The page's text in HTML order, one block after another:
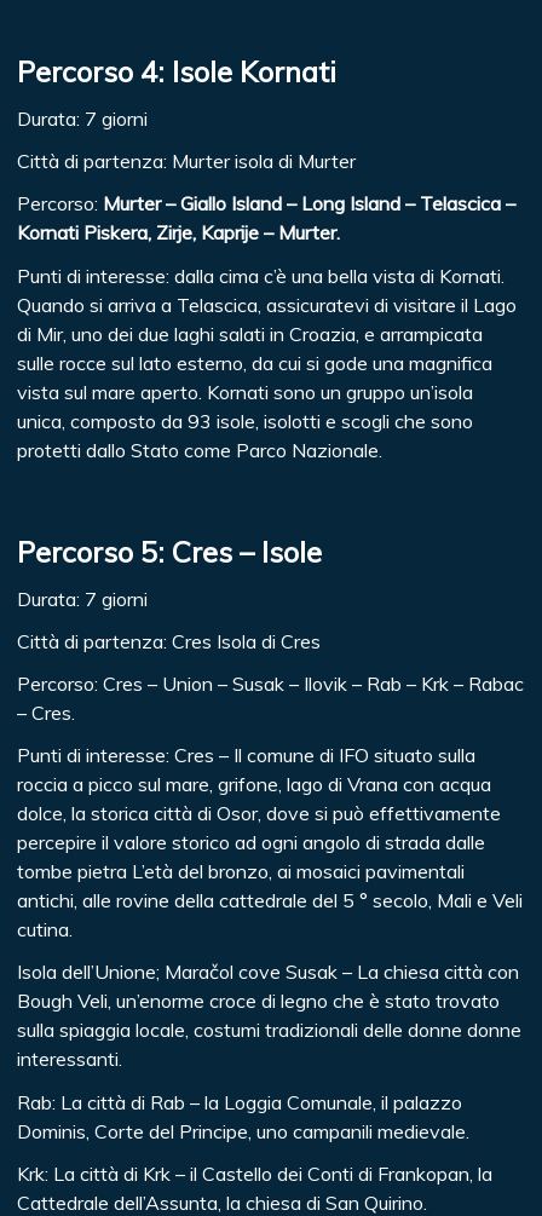
Percorso 4: Isole Kornati
Durata: 7 giorni
Città di partenza: Murter isola di Murter
Percorso: Murter – Giallo Island – Long Island – Telascica –
Kornati Piskera, Zirje, Kaprije – Murter.
Punti di interesse: dalla cima c’è una bella vista di Kornati.
Quando si arriva a Telascica, assicuratevi di visitare il Lago
di Mir, uno dei due laghi salati in Croazia, e arrampicata
sulle rocce sul lato esterno, da cui si gode una magnifica
vista sul mare aperto. Kornati sono un gruppo un’isola
unica, composto da 93 isole, isolotti e scogli che sono
protetti dallo Stato come Parco Nazionale.
Percorso 5: Cres – Isole
Durata: 7 giorni
Città di partenza: Cres Isola di Cres
Percorso: Cres – Union – Susak – Ilovik – Rab – Krk – Rabac
– Cres.
Punti di interesse: Cres – Il comune di IFO situato sulla
roccia a picco sul mare, grifone, lago di Vrana con acqua
dolce, la storica città di Osor, dove si può effettivamente
percepire il valore storico ad ogni angolo di strada dalle
tombe pietra L’età del bronzo, ai mosaici pavimentali
antichi, alle rovine della cattedrale del 5 ° secolo, Mali e Veli
cutina.
Isola dell’Unione; Maračol cove Susak – La chiesa città con
Bough Veli, un’enorme croce di legno che è stato trovato
sulla spiaggia locale, costumi tradizionali delle donne donne
interessanti.
Rab: La città di Rab – la Loggia Comunale, il palazzo
Dominis, Corte del Principe, uno campanili medievale.
Krk: La città di Krk – il Castello dei Conti di Frankopan, la
Cattedrale dell’Assunta, la chiesa di San Quirino.